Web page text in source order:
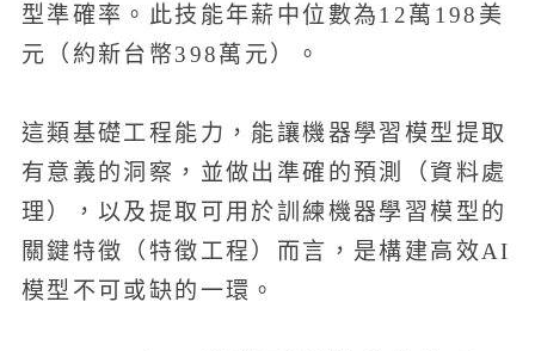
型準確率。此技能年薪中位數為12萬198美
元（約新台幣398萬元）。
這類基礎工程能力，能讓機器學習模型提取
有意義的洞察，並做出準確的預測（資料處
理），以及提取可用於訓練機器學習模型的
關鍵特徵（特徵工程）而言，是構建高效AI
模型不可或缺的一環。